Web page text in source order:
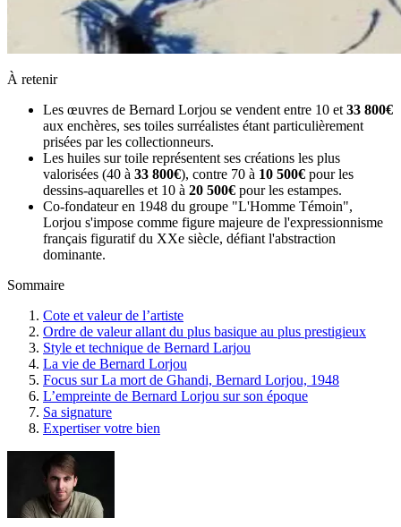
À retenir
Les œuvres de Bernard Lorjou se vendent entre 10 et 33 800€
aux enchères, ses toiles surréalistes étant particulièrement
prisées par les collectionneurs.
Les huiles sur toile représentent ses créations les plus
valorisées (40 à 33 800€), contre 70 à 10 500€ pour les
dessins-aquarelles et 10 à 20 500€ pour les estampes.
Co-fondateur en 1948 du groupe "L'Homme Témoin",
Lorjou s'impose comme figure majeure de l'expressionnisme
français figuratif du XXe siècle, défiant l'abstraction
dominante.
Sommaire
Cote et valeur de l’artiste
Ordre de valeur allant du plus basique au plus prestigieux
Style et technique de Bernard Larjou
La vie de Bernard Lorjou
Focus sur La mort de Ghandi, Bernard Lorjou, 1948
L’empreinte de Bernard Lorjou sur son époque
Sa signature
Expertiser votre bien